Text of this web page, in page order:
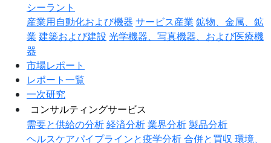
シーラント
産業用自動化および機器 サービス産業 鉱物、金属、鉱
業 建築および建設 光学機器、写真機器、および医療機
器
市場レポート
レポート一覧
一次研究
コンサルティングサービス
需要と供給の分析経済分析業界分析製品分析
ヘルスケアパイプラインと疫学分析合併と買収 環境、